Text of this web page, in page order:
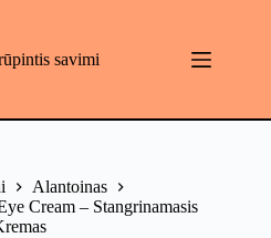
savimi
Alantoinas
Cream – Stangrinamasis